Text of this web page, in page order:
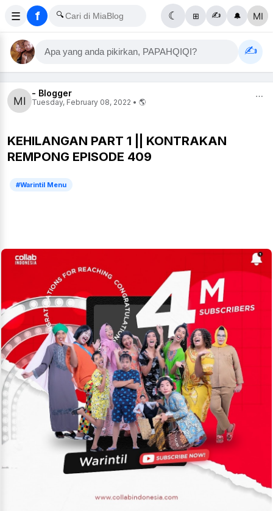
☰ f 🔍 ☾ ⊞ ✍️ 🔔
Apa yang anda pikirkan, PAPAHQIQI? ✍️
- Blogger
Tuesday, February 08, 2022 • 🌎
⋯
KEHILANGAN PART 1 || KONTRAKAN
REMPONG EPISODE 409
#Warintil Menu